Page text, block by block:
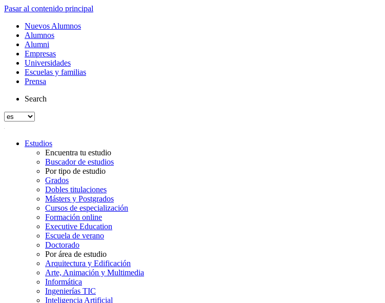
Pasar al contenido principal
Nuevos Alumnos
Alumnos
Alumni
Empresas
Universidades
Escuelas y familias
Prensa
Search
Estudios
Encuentra tu estudio
Buscador de estudios
Por tipo de estudio
Grados
Dobles titulaciones
Másters y Postgrados
Cursos de especialización
Formación online
Executive Education
Escuela de verano
Doctorado
Por área de estudio
Arquitectura y Edificación
Arte, Animación y Multimedia
Informática
Ingenierías TIC
Inteligencia Artificial